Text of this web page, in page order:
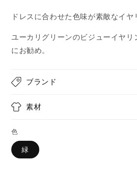
ドレスに合わせた色味が素敵なイヤ
ユーカリグリーンのビジューイヤリ
にお勧め。
ブランド
素材
色
緑